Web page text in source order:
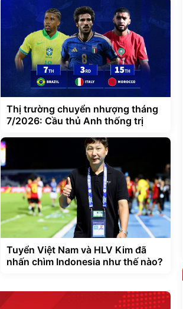
Thị trường chuyển nhượng tháng
7/2026: Cầu thủ Anh thống trị
Tuyển Việt Nam và HLV Kim đã
nhấn chìm Indonesia như thế nào?